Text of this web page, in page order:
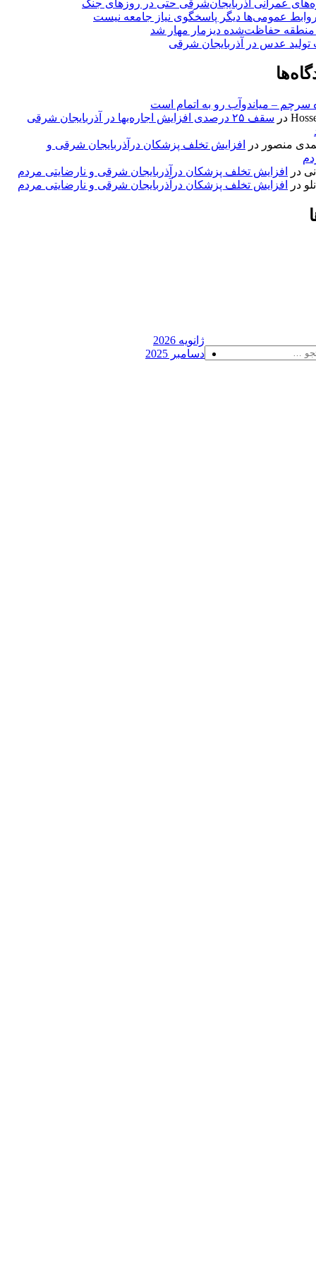
عمرانی آذربایجان‌شرقی حتی در روزهای جنگ
عمومی‌ها دیگر پاسخگوی نیاز جامعه نیست
حفاظت‌شده دیزمار مهار شد
عدس در آذربایجان شرقی
سرچم – میاندوآب رو به اتمام است
در
سقف ۲۵ درصدی افزایش اجاره‌بها در آذربایجان شرقی
منصور در
افزایش تخلف پزشکان درآذربایجان شرقی و
در
افزایش تخلف پزشکان درآذربایجان شرقی و نارضایتی مردم
در افزایش تخلف پزشکان درآذربایجان شرقی و نارضایتی مردم
ژانویه 2026
دسامبر 2025